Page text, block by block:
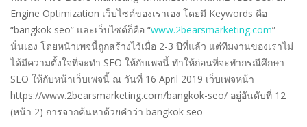
Engine Optimization เว็บไซต์ของเราเอง โดยมี Keywords คือ
“bangkok seo” และเว็บไซต์ก็คือ “www.2bearsmarketing.com”
นั่นเอง โดยหน้าเพจนี้ถูกสร้างไว้เมื่อ 2-3 ปีที่แล้ว แต่ทีมงานของเราไม่
ได้มีความตั้งใจที่จะทำ SEO ให้กับเพจนี้ ทำให้ก่อนที่จะทำกรณีศึกษา
SEO ให้กับหน้าเว็บเพจนี้ ณ วันที่ 16 April 2019 เว็บเพจหน้า
https://www.2bearsmarketing.com/bangkok-seo/ อยู่อันดับที่ 12
(หน้า 2) การจากค้นหาด้วยคำว่า bangkok seo